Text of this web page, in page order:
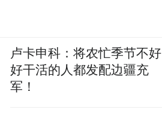
卢卡申科：将农忙季节不好
好干活的人都发配边疆充
军！